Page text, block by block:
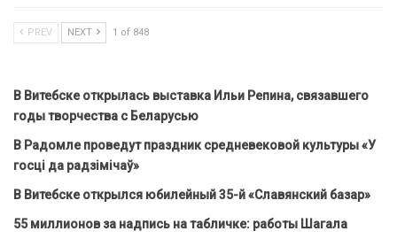
PREV NEXT 1 of 848
В Витебске открылась выставка Ильи Репина, связавшего
годы творчества с Беларусью
В Радомле проведут праздник средневековой культуры «У
госці да радзімічаў»
В Витебске открылся юбилейный 35-й «Славянский базар»
55 миллионов за надпись на табличке: работы Шагала